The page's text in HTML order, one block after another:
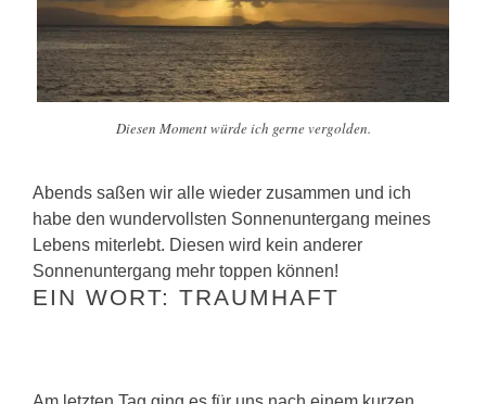
Diesen Moment würde ich gerne vergolden.
Abends saßen wir alle wieder zusammen und ich
habe den wundervollsten Sonnenuntergang meines
Lebens miterlebt. Diesen wird kein anderer
Sonnenuntergang mehr toppen können!
EIN WORT: TRAUMHAFT